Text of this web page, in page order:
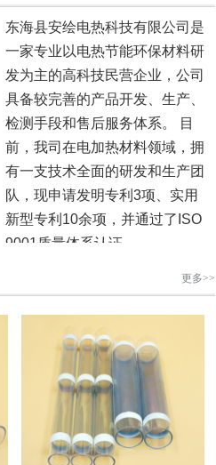
东海县安绘电热科技有限公司是
一家专业以电热节能环保材料研
发为主的高科技民营企业，公司
具备较完善的产品开发、生产、
检测手段和售后服务体系。 目
前，我司在电加热材料领域，拥
有一支技术全面的研发和生产团
队，现申请发明专利3项、实用
新型专利10余项，并通过了ISO
9001质量体系认证。
更多>>